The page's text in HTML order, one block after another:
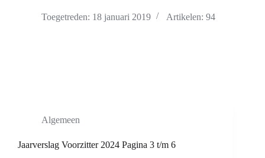
Toegetreden: 18 januari 2019 Artikelen: 94
Algemeen
Jaarverslag Voorzitter 2024 Pagina 3 t/m 6